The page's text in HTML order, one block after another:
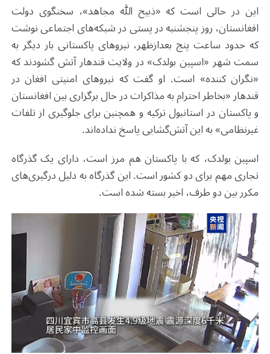
این در حالی است که «ذبیح الله مجاهد»، سخنگوی دولت
افغانستان، روز پنجشنبه در پستی در شبکه‌های اجتماعی نوشت
که حدود ساعت پنج بعدازظهر، نیروهای پاکستانی بار دیگر به
سمت شهر «اسپین بولدک» در ولایت قندهار آتش گشودند که
«نگران کننده» است. او گفت که نیروهای امنیتی افغان در
قندهار «بخاطر احترام به مذاکرات در حال برگزاری بین افغانستان
و پاکستان در استانبول ترکیه و همچنین برای جلوگیری از تلفات
غیرنظامی» به این آتش‌گشایی پاسخ نداده‌اند.
اسپین بولدک، که با پاکستان هم مرز است، دارای یک گذرگاه
تجاری مهم برای دو کشور است. این گذرگاه به دلیل درگیری‌های
مکرر بین دو طرف، اخیر بسته شده است.